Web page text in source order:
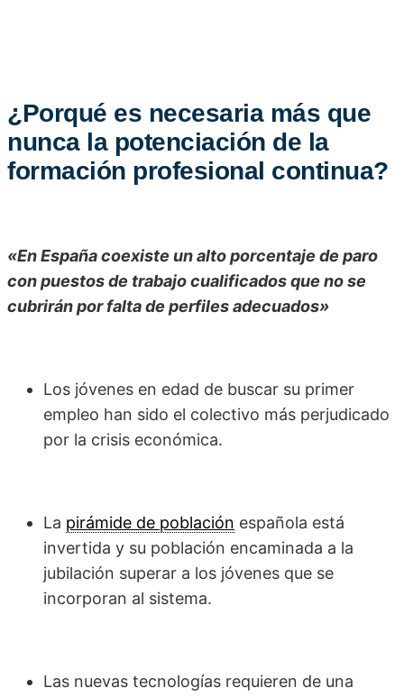
¿Porqué es necesaria más que
nunca la potenciación de la
formación profesional continua?
«En España coexiste un alto porcentaje de paro
con puestos de trabajo cualificados que no se
cubrirán por falta de perfiles adecuados»
Los jóvenes en edad de buscar su primer
empleo han sido el colectivo más perjudicado
por la crisis económica.
La pirámide de población española está
invertida y su población encaminada a la
jubilación superar a los jóvenes que se
incorporan al sistema.
Las nuevas tecnologías requieren de una